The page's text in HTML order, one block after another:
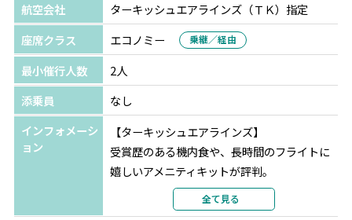
フィレンツェ ホテル ドナテロ ★★★
選択条件
同等クラス
部屋タイプ
ツインまたはダブル
利用形態
部屋カテゴリ
ミラノ ★★★
選択条件
同等クラス
部屋タイプ
ツインまたはダブル
2名1室利用
部屋カテゴリ
航空会社
ターキッシュエアラインズ（ＴＫ）指定
座席クラス
エコノミー 乗継／経由
最小催行人数
2人
添乗員
なし
インフォメーシ
ョン
【ターキッシュエアラインズ】
受賞歴のある機内食や、長時間のフライトに
嬉しいアメニティキットが評判。
トルコはもちろん、ヨーロッパ行きの路線が
充実しています。
全て見る